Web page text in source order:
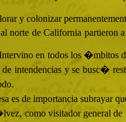
y colonizar
al norte de California
en todos los �mbitos
intendencias y se busc�
es de importancia
como visitador general